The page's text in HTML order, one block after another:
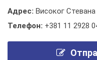
Адрес: Високог
Телефон: +381 11 2928